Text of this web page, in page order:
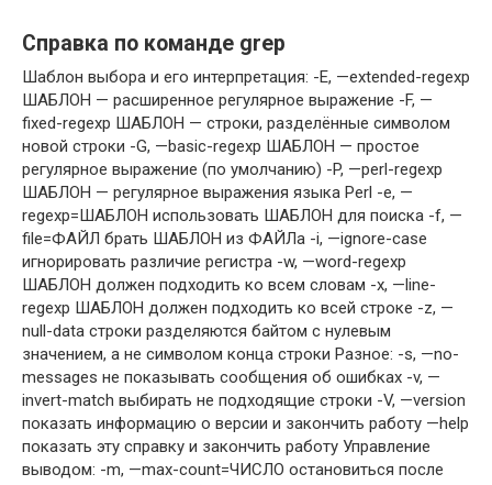
Справка по команде grep
Шаблон выбора и его интерпретация: -E, —extended-regexp
ШАБЛОН — расширенное регулярное выражение -F, —
fixed-regexp ШАБЛОН — строки, разделённые символом
новой строки -G, —basic-regexp ШАБЛОН — простое
регулярное выражение (по умолчанию) -P, —perl-regexp
ШАБЛОН — регулярное выражения языка Perl -e, —
regexp=ШАБЛОН использовать ШАБЛОН для поиска -f, —
file=ФАЙЛ брать ШАБЛОН из ФАЙЛа -i, —ignore-case
игнорировать различие регистра -w, —word-regexp
ШАБЛОН должен подходить ко всем словам -x, —line-
regexp ШАБЛОН должен подходить ко всей строке -z, —
null-data строки разделяются байтом с нулевым
значением, а не символом конца строки Разное: -s, —no-
messages не показывать сообщения об ошибках -v, —
invert-match выбирать не подходящие строки -V, —version
показать информацию о версии и закончить работу —help
показать эту справку и закончить работу Управление
выводом: -m, —max-count=ЧИСЛО остановиться после